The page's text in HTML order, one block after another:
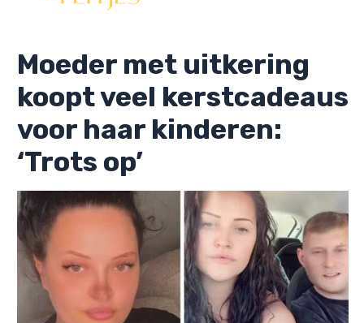
Moeder met uitkering
koopt veel kerstcadeaus
voor haar kinderen:
‘Trots op’